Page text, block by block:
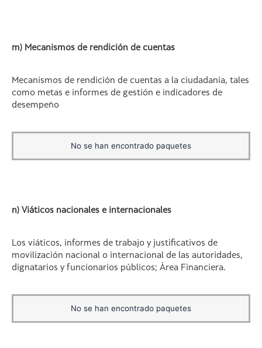
m) Mecanismos de rendición de cuentas
Mecanismos de rendición de cuentas a la ciudadanía, tales
como metas e informes de gestión e indicadores de
desempeño
No se han encontrado paquetes
n) Viáticos nacionales e internacionales
Los viáticos, informes de trabajo y justificativos de
movilización nacional o internacional de las autoridades,
dignatarios y funcionarios públicos; Área Financiera.
No se han encontrado paquetes